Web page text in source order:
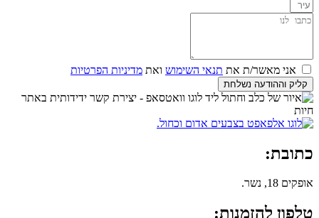
אני מאשר/ת את תנאי השימוש ואת מדיניות הפרטיות
קליק וההודעה נשלחת
כתובת:
אופקים 18, נשר.
טלפון להזמנות: